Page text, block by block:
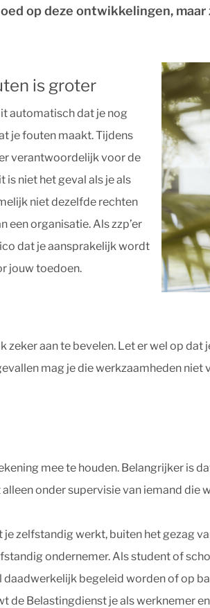
op deze ontwikkelingen,
is groter
automatisch dat je nog
je fouten maakt. Tijdens
verantwoordelijk voor de
is niet het geval als je als
niet dezelfde rechten
een organisatie. Als zzp’er
dat je aansprakelijk wordt
jouw toedoen.
zeker aan te bevelen. Let er wel op
mag je die werkzaamheden
mee te houden. Belangrijker is
onder supervisie van iemand die
je zelfstandig werkt, buiten het gezag
ondernemer. Als student of
begeleid worden of op
de Belastingdienst je als werknemer en